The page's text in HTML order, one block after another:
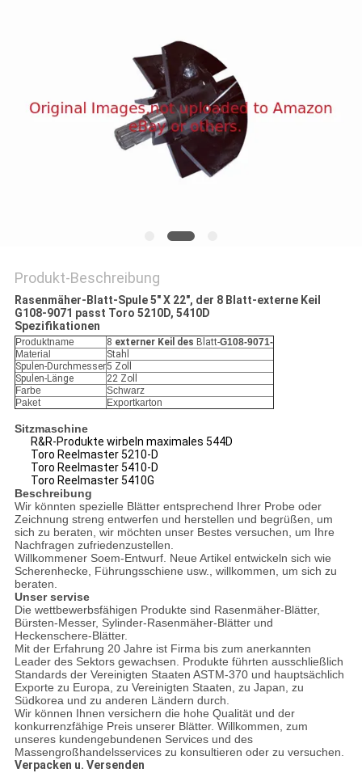
POLICY
Produkt-Beschreibung
Rasenmäher-Blatt-Spule 5" X 22", der 8 Blatt-externe Keil
G108-9071 passt Toro 5210D, 5410D
Spezifikationen
Produktname 8 externer Keil des Blatt-G108-9071-
Material
Stahl
Spulen-Durchmesser5 Zoll
Spulen-Länge
22 Zoll
Farbe
Schwarz
Paket
Exportkarton
Sitzmaschine
R&R-Produkte wirbeln maximales 544D
Toro Reelmaster 5210-D
Toro Reelmaster 5410-D
Toro Reelmaster 5410G
Beschreibung
Wir könnten spezielle Blätter entsprechend Ihrer Probe oder
Zeichnung streng entwerfen und herstellen und begrüßen, um
sich zu beraten, wir möchten unser Bestes versuchen, um Ihre
Nachfragen zufriedenzustellen.
Willkommener Soem-Entwurf. Neue Artikel entwickeln sich wie
Scherenhecke, Führungsschiene usw., willkommen, um sich zu
beraten.
Unser servise
Die wettbewerbsfähigen Produkte sind Rasenmäher-Blätter,
Bürsten-Messer, Sylinder-Rasenmäher-Blätter und
Heckenschere-Blätter.
Mit der Erfahrung 20 Jahre ist Firma bis zum anerkannten
Leader des Sektors gewachsen. Produkte führten ausschließlich
Standards der Vereinigten Staaten ASTM-370 und hauptsächlich
Exporte zu Europa, zu Vereinigten Staaten, zu Japan, zu
Südkorea und zu anderen Ländern durch.
Wir können Ihnen versichern die hohe Qualität und der
konkurrenzfähige Preis unserer Blätter. Willkommen, zum
unseres kundengebundenen Services und des
Massengroßhandelsservices zu konsultieren oder zu versuchen.
Verpacken u. Versenden